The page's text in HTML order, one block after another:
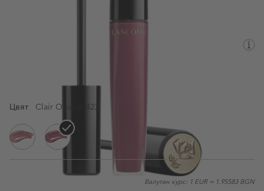
Цвят Clair Obscur 422
Nuit & Jour 202Clair Obscur 422
Валутен курс: 1 EUR = 1.95583 BGN